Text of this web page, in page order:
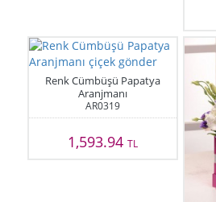
Renk Cümbüşü Papatya
Aranjmanı
AR0319
1,593.94TL